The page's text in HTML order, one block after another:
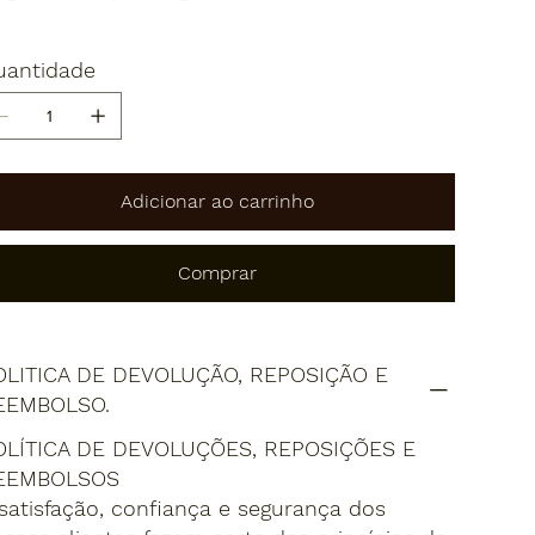
Adicionar ao carrinho
Comprar
DE DEVOLUÇÃO, REPOSIÇÃO E
DE DEVOLUÇÕES, REPOSIÇÕES E
confiança e segurança dos